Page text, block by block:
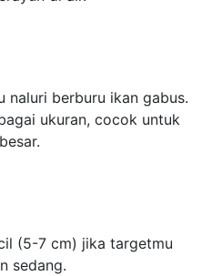
naluri berburu ikan gabus.
ukuran, cocok untuk
(5-7 cm) jika targetmu
sedang.